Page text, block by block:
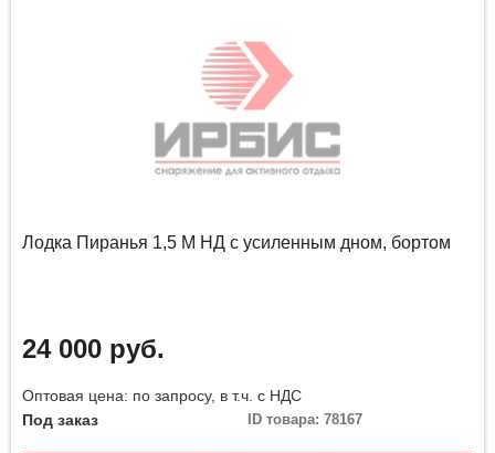
Лодка Пиранья 1,5 М НД с усиленным дном, бортом
24 000 руб.
Оптовая цена: по запросу, в т.ч. с НДС
Под заказ
ID товара: 78167